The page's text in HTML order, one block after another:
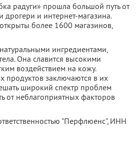
радуги» прошла большой путь от
и интернет-магазина.
более 1600 магазинов,
ингредиентами,
Она славится высокими
воздействием на кожу.
продуктов заключаются в их
широкий спектр проблем
от неблагоприятных факторов
"Перфлюенс", ИНН